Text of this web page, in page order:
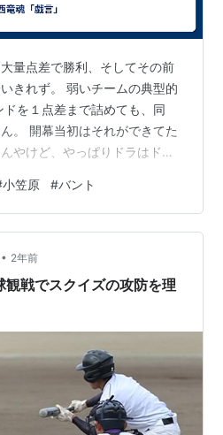
量点差で勝利、そしてその前
きれず。 弱いチームの典型的
を１点差まで詰めても、同
。 開幕当初はそれができてた
やけど、やっぱりドラはドラ
アウトて…(苦笑)。 (簡単そう
らせるバントすりゃええだけ
ら、タダでアウトを一個献上
イニングも進んでるから、中
しくない。 ワケ分からんわ。
には…
小笠原 #バント
• 2年前
観戦でスクイズの攻防を理